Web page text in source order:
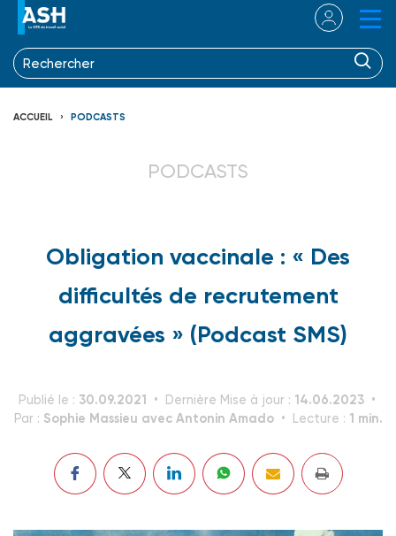
ACCUEIL PODCASTS
PODCASTS
Obligation vaccinale : « Des
difficultés de recrutement
aggravées » (Podcast SMS)
Publié le : 30.09.2021 Dernière Mise à jour : 14.06.2023
Par : Sophie Massieu avec Antonin Amado Lecture : 1 min.